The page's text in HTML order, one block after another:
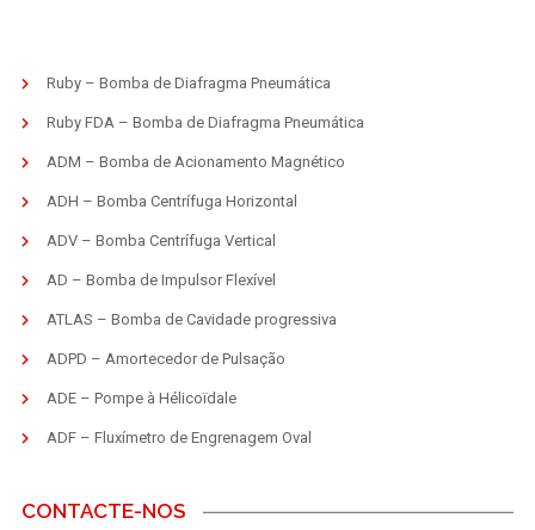
Ruby – Bomba de Diafragma Pneumática
Ruby FDA – Bomba de Diafragma Pneumática
ADM – Bomba de Acionamento Magnético
ADH – Bomba Centrífuga Horizontal
ADV – Bomba Centrífuga Vertical
AD – Bomba de Impulsor Flexível
ATLAS – Bomba de Cavidade progressiva
ADPD – Amortecedor de Pulsação
ADE – Pompe à Hélicoïdale
ADF – Fluxímetro de Engrenagem Oval
CONTACTE-NOS